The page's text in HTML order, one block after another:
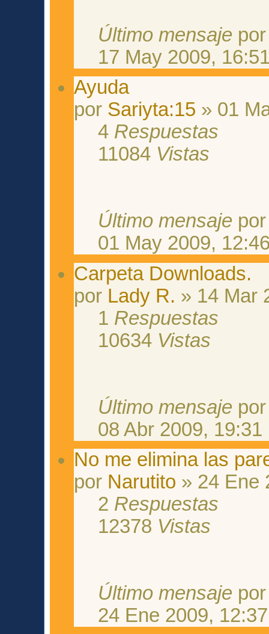
Último mensaje
17 May 2009,
Ayuda
por Sariyta:15 » 01
4 Respuestas
11084 Vistas
Último mensaje
01 May 2009,
Carpeta Downloads.
por Lady R. » 14 Mar
1 Respuestas
10634 Vistas
Último mensaje
08 Abr 2009, 19:31
No me elimina las
por Narutito » 24 Ene
2 Respuestas
12378 Vistas
Último mensaje
24 Ene 2009, 12:37